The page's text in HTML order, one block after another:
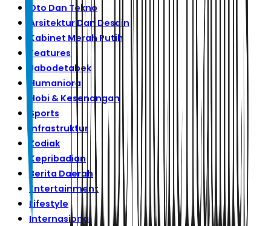
Oto Dan Tekno
Arsitektur Dan Desain
Kabinet Merah Putih
Features
Jabodetabek
Humaniora
Hobi & Kesenangan
Sports
Infrastruktur
Zodiak
Kepribadian
Berita Daerah
Entertainment
Lifestyle
Internasional